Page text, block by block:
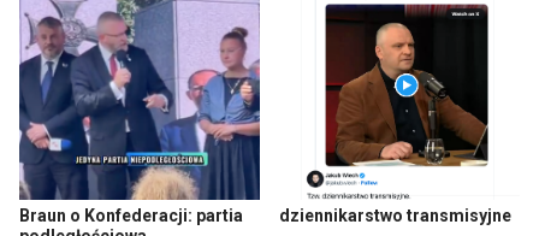
Braun o Konfederacji: partia
dziennikarstwo transmisyjne